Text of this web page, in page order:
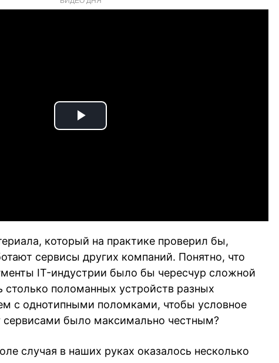
Play
который на практике проверил бы,
сервисы других компаний. Понятно, что
IT-индустрии было бы чересчур сложной
столько поломанных устройств разных
с однотипными поломками, чтобы условное
сервисами было максимально честным?
случая в наших руках оказалось несколько